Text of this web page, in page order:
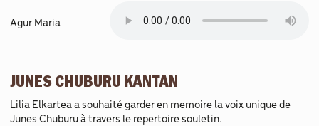
Agur Maria
JUNES CHUBURU KANTAN
Lilia Elkartea a souhaité garder en memoire la voix unique de
Junes Chuburu à travers le repertoire souletin.